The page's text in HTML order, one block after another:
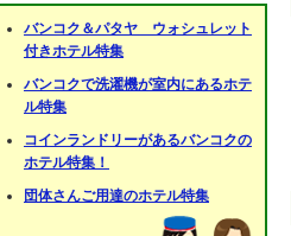
バンコク＆パタヤ ウォシュレット
付きホテル特集
バンコクで洗濯機が室内にあるホテ
ル特集
コインランドリーがあるバンコクの
ホテル特集！
団体さんご用達のホテル特集